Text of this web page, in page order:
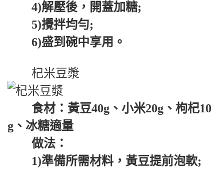
4)解壓後，開蓋加糖;
5)攪拌均勻;
6)盛到碗中享用。
杞米豆漿
食材：黃豆40g、小米20g、枸杞10
g、冰糖適量
做法：
1)準備所需材料，黃豆提前泡軟;